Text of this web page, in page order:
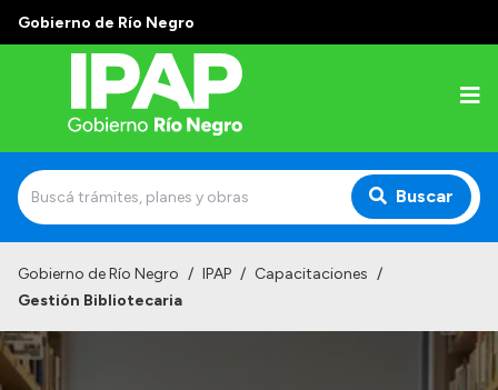
Gobierno de Río Negro
Buscar
El IPAP
Gobierno de Río Negro / IPAP / Capacitaciones /
Gestión Bibliotecaria